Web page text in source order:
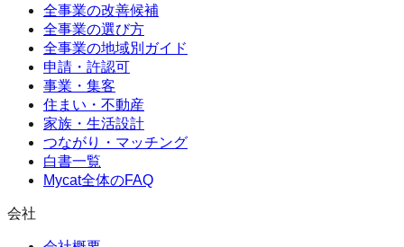
全事業の改善候補
全事業の選び方
全事業の地域別ガイド
申請・許認可
事業・集客
住まい・不動産
家族・生活設計
つながり・マッチング
白書一覧
Mycat全体のFAQ
会社